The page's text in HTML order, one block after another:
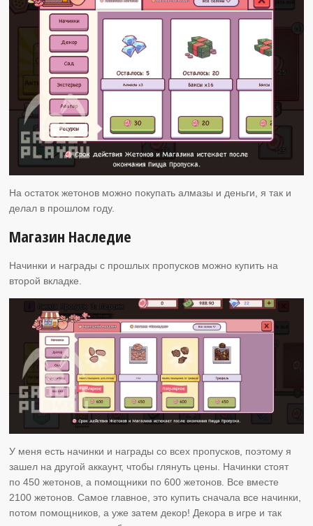
На остаток жетонов можно покупать алмазы и деньги, я так и
делал в прошлом году.
Магазин Наследие
Начинки и награды с прошлых пропусков можно купить на
второй вкладке.
У меня есть начинки и награды со всех пропусков, поэтому я
зашел на другой аккаунт, чтобы глянуть цены. Начинки стоят
по 450 жетонов, а помощники по 600 жетонов. Все вместе
2100 жетонов. Самое главное, это купить сначала все начинки,
потом помощников, а уже затем декор! Декора в игре и так